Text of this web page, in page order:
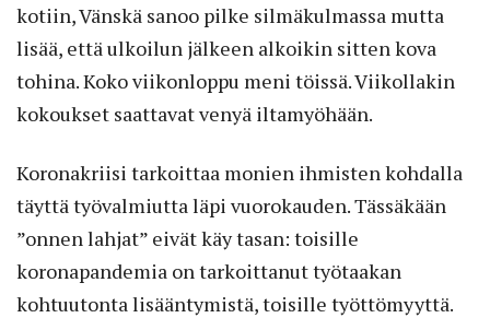
kotiin, Vänskä sanoo pilke silmäkulmassa mutta
lisää, että ulkoilun jälkeen alkoikin sitten kova
tohina. Koko viikonloppu meni töissä. Viikollakin
kokoukset saattavat venyä iltamyöhään.
Koronakriisi tarkoittaa monien ihmisten kohdalla
täyttä työvalmiutta läpi vuorokauden. Tässäkään
”onnen lahjat” eivät käy tasan: toisille
koronapandemia on tarkoittanut työtaakan
kohtuutonta lisääntymistä, toisille työttömyyttä.